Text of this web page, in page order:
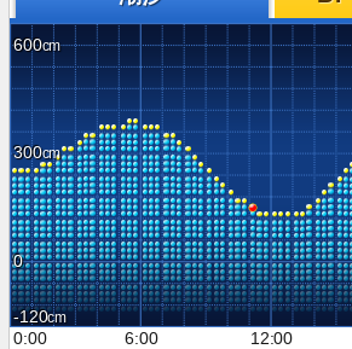
600
300
0
-120
0:00
6:00 12:00